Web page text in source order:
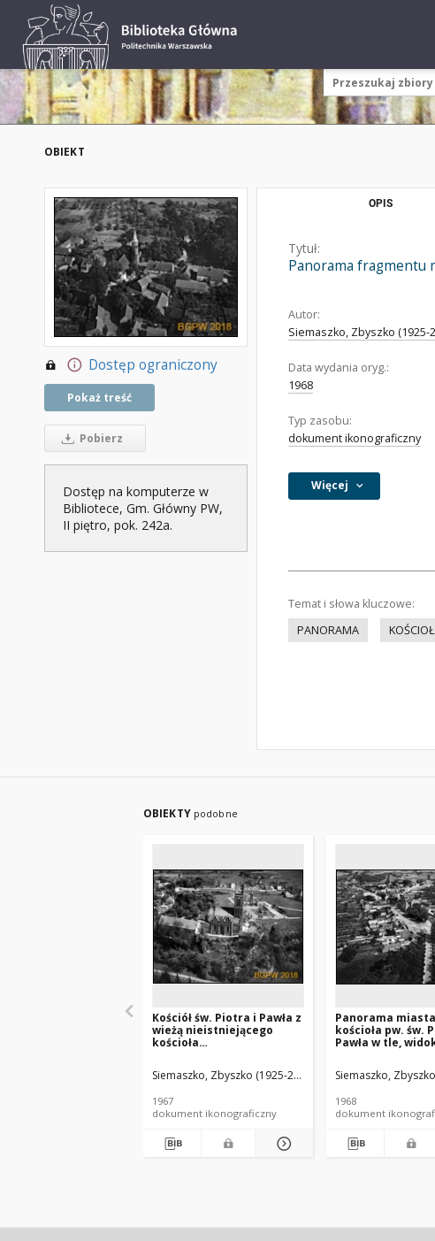
OBIEKT
Dostęp ograniczony
Pokaż treść
Pobierz
Dostęp na komputerze w
Bibliotece, Gm. Główny PW,
II piętro, pok. 242a.
OPIS
Tytuł:
Panorama fragmentu
Autor:
Siemaszko, Zbyszko (1925-
Data wydania oryg.:
1968
Typ zasobu:
dokument ikonograficzny
Więcej
Temat i słowa kluczowe:
PANORAMA
OBIEKTY podobne
Kościół św. Piotra i Pawła z
wieżą nieistniejącego
kościoła
fragmentem zabudowy
miasta, widok lotniczy,
Siemaszko, Zbyszko (1925-2015).
1967
dokument ikonograficzny
Panorama
kościoła pw. św.
Pawła w tle,
Szamocin
Siemaszko, Zbyszko
1968
dokument